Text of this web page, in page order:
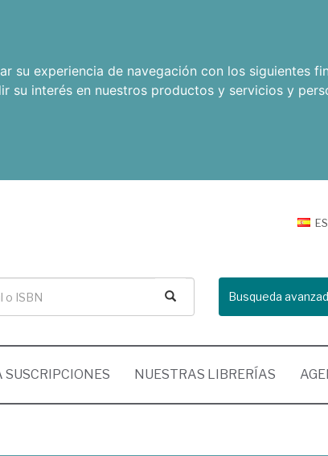
su experiencia de navegación con los siguientes
su interés en nuestros productos y servicios y
ES
Busqueda
SUSCRIPCIONES NUESTRAS LIBRERÍAS